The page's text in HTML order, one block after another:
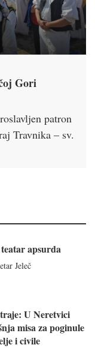
Gori
patron
Travnika – sv.
apsurda
Jeleč
U Neretvici
misa za poginule
i civile